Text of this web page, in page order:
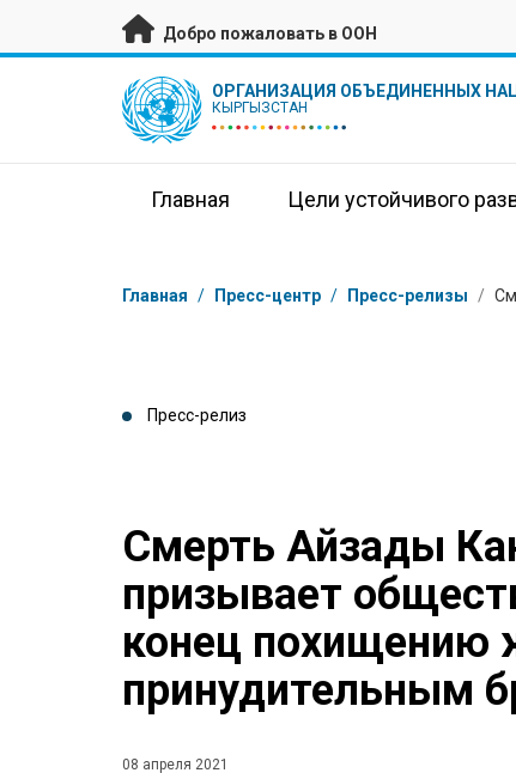
Перейти к основному содержанию
Добро пожаловать в ООН
UN Logo ОРГАНИЗАЦИЯ ОБЪЕДИНЕННЫХ
КЫРГЫЗСТАН
Главная Цели устойчивого
Навигационная цепочка
Главная / Пресс-центр / Пресс-релизы /
Пресс-релиз
Смерть Айзады
призывает
конец похищению
принудительным
08 апреля 2021